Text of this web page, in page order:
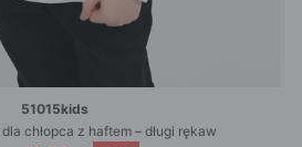
51015kids
chłopca z haftem – długi rękaw